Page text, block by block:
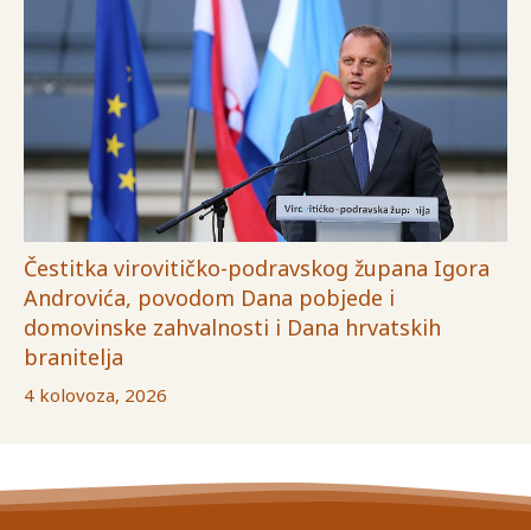
Čestitka virovitičko-podravskog župana Igora
Androvića, povodom Dana pobjede i
domovinske zahvalnosti i Dana hrvatskih
branitelja
4 kolovoza, 2026